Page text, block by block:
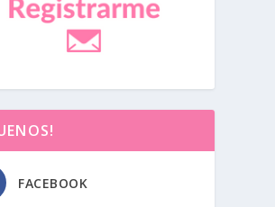
FACEBOOK